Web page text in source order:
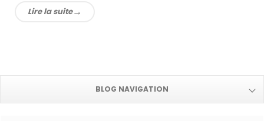
Lire la suite
BLOG NAVIGATION